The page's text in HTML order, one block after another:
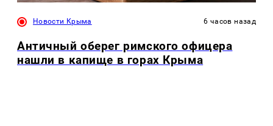
Новости Крыма 6 часов назад
Античный оберег римского офицера
нашли в капище в горах Крыма